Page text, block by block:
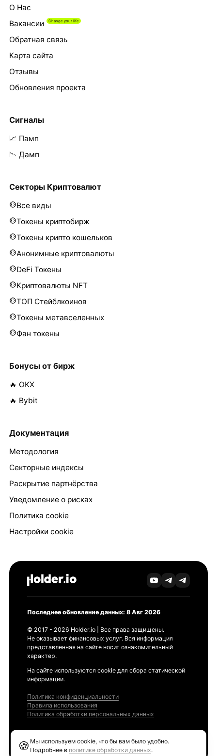
О Нас
Вакансии
Обратная связь
Карта сайта
Отзывы
Обновления проекта
Сигналы
📈 Памп
📉 Дамп
Секторы Криптовалют
Все виды
Токены криптобирж
Токены крипто кошельков
Анонимные криптовалюты
DeFi Токены
Криптовалюты NFT
ТОП Стейблкоинов
Токены метавселенных
Фан токены
Бонусы от бирж
🔥 OKX
🔥 Bybit
Документация
Методология
Секторные индексы
Раскрытие партнёрства
Уведомление о рисках
Политика cookie
Настройки cookie
Последнее обновление данных: 8 Авг 2026
© 2017 - 2026 Holder.io | Все права защищены.
Не оказывает финансовых услуг. Вся информация
представленная на сайте носит ознакомительный
характер.
На сайте используются cookie для сбора статической
информации.
Политика конфиденциальности
Правила использования
Политика обработки персональных данных
🍪 Мы используем cookie, что бы вам было удобно.
Подробнее в политике обработки данных.
Ethereum GAS Tracker